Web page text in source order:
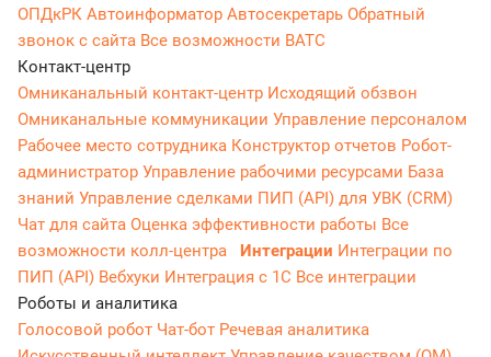
ОПДкРК Автоинформатор Автосекретарь Обратный
звонок с сайта Все возможности ВАТС
Контакт-центр
Омниканальный контакт-центр Исходящий обзвон
Омниканальные коммуникации Управление персоналом
Рабочее место сотрудника Конструктор отчетов Робот-
администратор Управление рабочими ресурсами База
знаний Управление сделками ПИП (API) для УВК (CRM)
Чат для сайта Оценка эффективности работы Все
возможности колл-центра
Интеграции Интеграции по
ПИП (API) Вебхуки Интеграция с 1С Все интеграции
Роботы и аналитика
Голосовой робот Чат-бот Речевая аналитика